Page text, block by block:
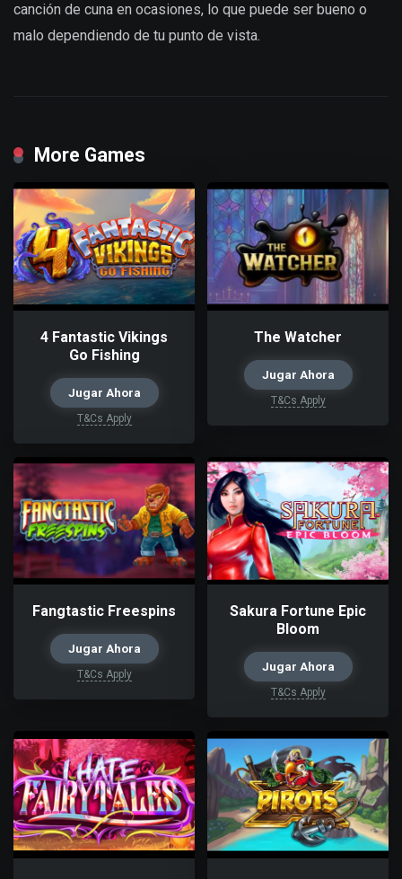
canción de cuna en ocasiones, lo que puede ser bueno o
malo dependiendo de tu punto de vista.
More Games
4 Fantastic Vikings
Go Fishing
Jugar Ahora
T&Cs Apply
The Watcher
Jugar Ahora
T&Cs Apply
Fangtastic Freespins
Jugar Ahora
T&Cs Apply
Sakura Fortune Epic
Bloom
Jugar Ahora
T&Cs Apply